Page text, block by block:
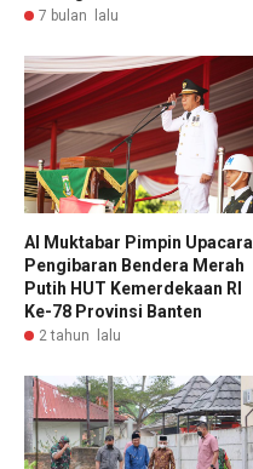
7 bulan lalu
Al Muktabar Pimpin Upacara
Pengibaran Bendera Merah
Putih HUT Kemerdekaan RI
Ke-78 Provinsi Banten
2 tahun lalu